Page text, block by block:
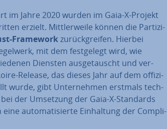
im Jahre 2020 wurden im Gaia-X-Projekt
erzielt. Mitt­ler­wei­le können die Par­ti­zi­
Frameworkzu­rück­grei­fen. Hierbei
mit dem fest­ge­legt wird, wie
Diensten aus­ge­tauscht und ver­
Release, das dieses Jahr auf dem of­fi­zi­
wurde, gibt Un­ter­neh­men erstmals tech­
der Umsetzung der Gaia-X-Standards
eine au­to­ma­ti­sier­te Ein­hal­tung der Com­pli­